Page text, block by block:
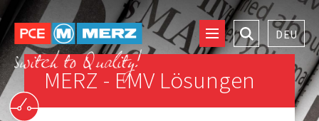
Zur
Startseite
MERZ - EMV Lösungen